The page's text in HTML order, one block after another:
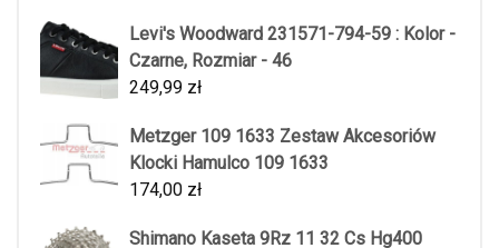
Levi's Woodward 231571-794-59 : Kolor -
Czarne, Rozmiar - 46
249,99 zł
Metzger 109 1633 Zestaw Akcesoriów
Klocki Hamulco 109 1633
174,00 zł
Shimano Kaseta 9Rz 11 32 Cs Hg400